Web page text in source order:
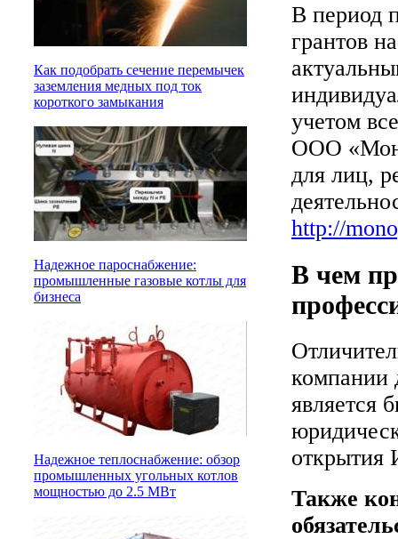
Как подобрать сечение перемычек
заземления медных под ток
короткого замыкания
Надежное пароснабжение:
промышленные газовые котлы для
бизнеса
Надежное теплоснабжение: обзор
промышленных угольных котлов
мощностью до 2.5 МВт
В период
грантов
учетом
ООО
для лиц,
http://
В чем
компании
является
открытия
Также